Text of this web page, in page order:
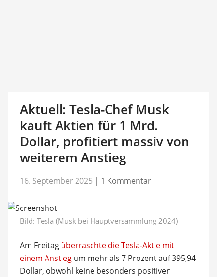
Aktuell: Tesla-Chef Musk
kauft Aktien für 1 Mrd.
Dollar, profitiert massiv von
weiterem Anstieg
16. September 2025 | 1 Kommentar
Bild: Tesla (Musk bei Hauptversammlung 2024)
Am Freitag überraschte die Tesla-Aktie mit
einem Anstiegum mehr als 7 Prozent auf 395,94
Dollar, obwohl keine besonders positiven